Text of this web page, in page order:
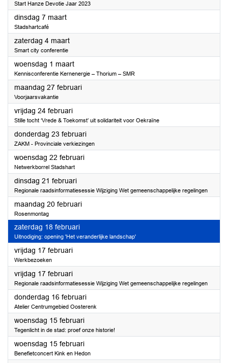
Start Hanze Devotie Jaar 2023
dinsdag 7 maart2023
Stadshartcafé
zaterdag 4 maart2023
Smart city conferentie
woensdag 1 maart2023
Kennisconferentie Kernenergie – Thorium – SMR
maandag 27 februari2023
Voorjaarsvakantie
vrijdag 24 februari2023
Stille tocht ‘Vrede & Toekomst’ uit solidariteit voor Oekraïne
donderdag 23 februari2023
ZAKM - Provinciale verkiezingen
woensdag 22 februari2023
Netwerkborrel Stadshart
dinsdag 21 februari2023
Regionale raadsinformatiesessie Wijziging Wet gemeenschappelijke regelingen
maandag 20 februari2023
Rosenmontag
zaterdag 18 februari2023
Uitnodiging: opening 'Het veranderlijke landschap'
vrijdag 17 februari2023
Werkbezoeken
vrijdag 17 februari2023
Regionale raadsinformatiesessie Wijziging Wet gemeenschappelijke regelingen
donderdag 16 februari2023
Atelier Centrumgebied Oosterenk
woensdag 15 februari2023
Tegenlicht in de stad: proef onze historie!
woensdag 15 februari2023
Benefietconcert Kink en Hedon